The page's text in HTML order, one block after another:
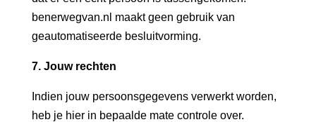
benerwegvan.nl maakt geen gebruik van
geautomatiseerde besluitvorming.
7. Jouw rechten
Indien jouw persoonsgegevens verwerkt worden,
heb je hier in bepaalde mate controle over.